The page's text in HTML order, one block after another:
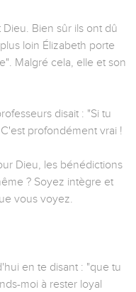
Bien sûr ils ont dû
loin Élizabeth porte
Malgré cela, elle et son
disait : "Si tu
profondément vrai !
Dieu, les bénédictions
? Soyez intègre et
vous voyez.
en te disant : "que tu
moi à rester loyal